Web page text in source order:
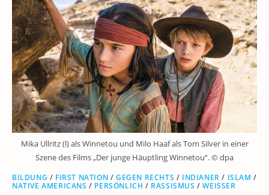
Mika Ullritz (l) als Winnetou und Milo Haaf als Tom Silver in einer
Szene des Films „Der junge Häuptling Winnetou“. © dpa
BILDUNG / FIRST NATION /GEGEN RECHTS / INDIANER / ISLAM /
NATIVE AMERICANS / PERSÖNLICH / RASSISMUS /WEISSER